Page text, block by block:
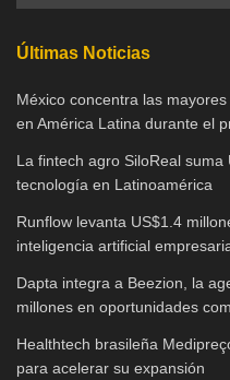
Últimas Noticias
México concentra las
en América Latina durante el
La fintech agro SiloReal
tecnología en Latinoamérica
Runflow levanta US$1.4
inteligencia artificial
Dapta integra a Beezion, la
millones en oportunidades
Healthtech brasileña
para acelerar su expansión